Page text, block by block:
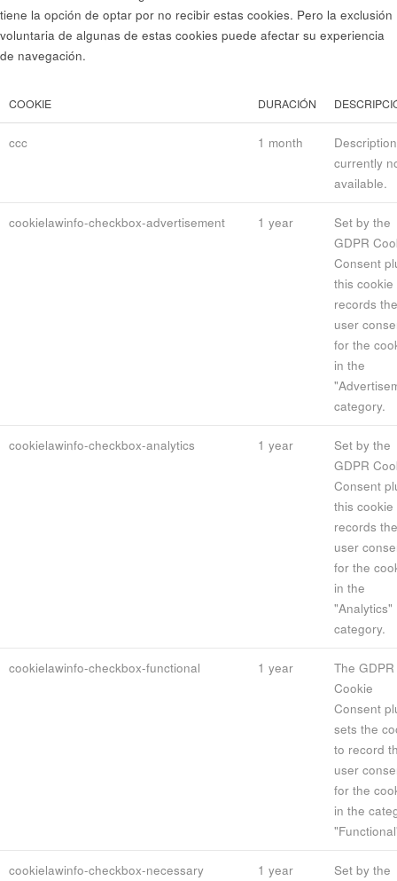
tiene la opción de optar por no recibir estas cookies. Pero la exclusión
voluntaria de algunas de estas cookies puede afectar su experiencia
de navegación.
COOKIE DURACIÓN
ccc 1 month
currently
available.
cookielawinfo-checkbox-advertisement 1 year
Set by the
GDPR
Consent
this cookie
records the
user
for the
in the
category.
cookielawinfo-checkbox-analytics 1 year
Set by the
GDPR
Consent
this cookie
records the
user
for the
in the
"Analytics"
category.
cookielawinfo-checkbox-functional 1 year
The GDPR
Cookie
Consent
sets the
to record
user
for the
in the
cookielawinfo-checkbox-necessary 1 year
Set by the